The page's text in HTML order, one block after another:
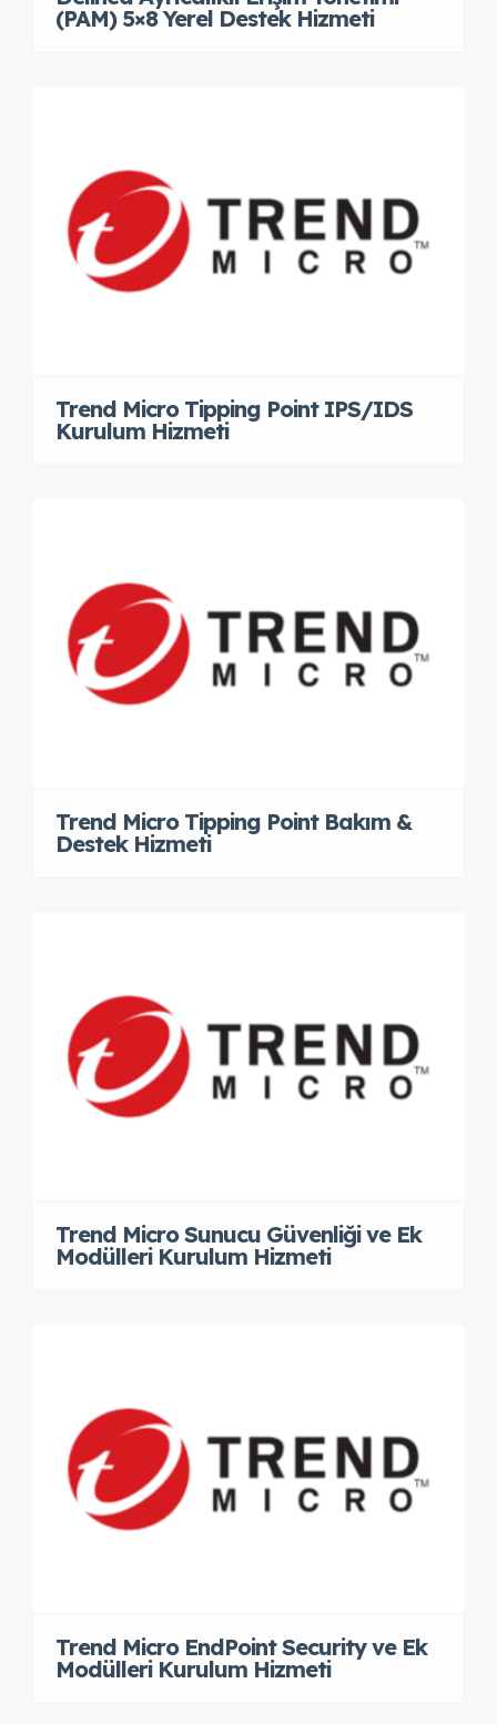
(PAM) 5×8 Yerel Destek Hizmeti
Trend Micro Tipping Point IPS/IDS
Kurulum Hizmeti
Trend Micro Tipping Point Bakım &
Destek Hizmeti
Trend Micro Sunucu Güvenliği ve Ek
Modülleri Kurulum Hizmeti
Trend Micro EndPoint Security ve Ek
Modülleri Kurulum Hizmeti